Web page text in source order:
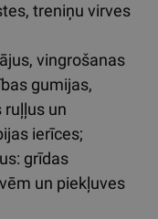
treniņu virves
vingrošanas
gumijas,
ruļļus un
ierīces;
grīdas
un piekļuves